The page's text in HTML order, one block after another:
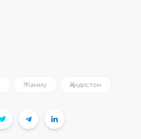
Жамму Ҳиндистон